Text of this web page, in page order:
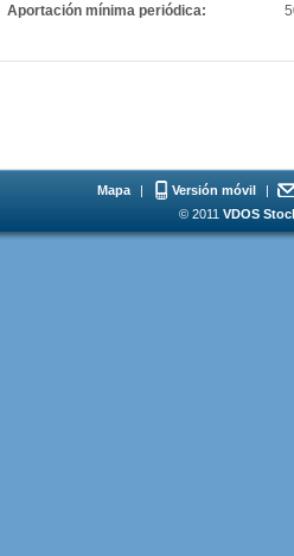
Aportación mínima periódica:
Mapa | Versión móvil
|
© 2011 VDOS